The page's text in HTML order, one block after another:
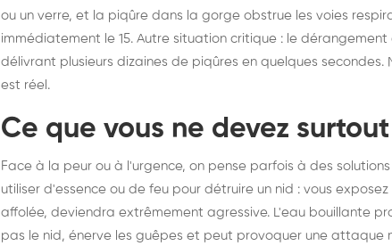
ou un verre, et la piqûre dans la gorge obstrue les voies
immédiatement le 15. Autre situation critique : le
délivrant plusieurs dizaines de piqûres en quelques
est réel.
Ce que vous ne devez
Face à la peur ou à l'urgence, on pense parfois à des
utiliser d'essence ou de feu pour détruire un nid : vous
affolée, deviendra extrêmement agressive. L'eau bouillante
pas le nid, énerve les guêpes et peut provoquer une attaque